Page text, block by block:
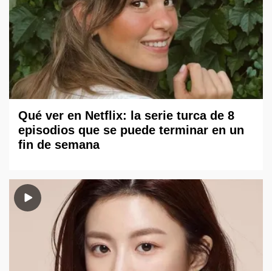
Qué ver en Netflix: la serie turca de 8
episodios que se puede terminar en un
fin de semana